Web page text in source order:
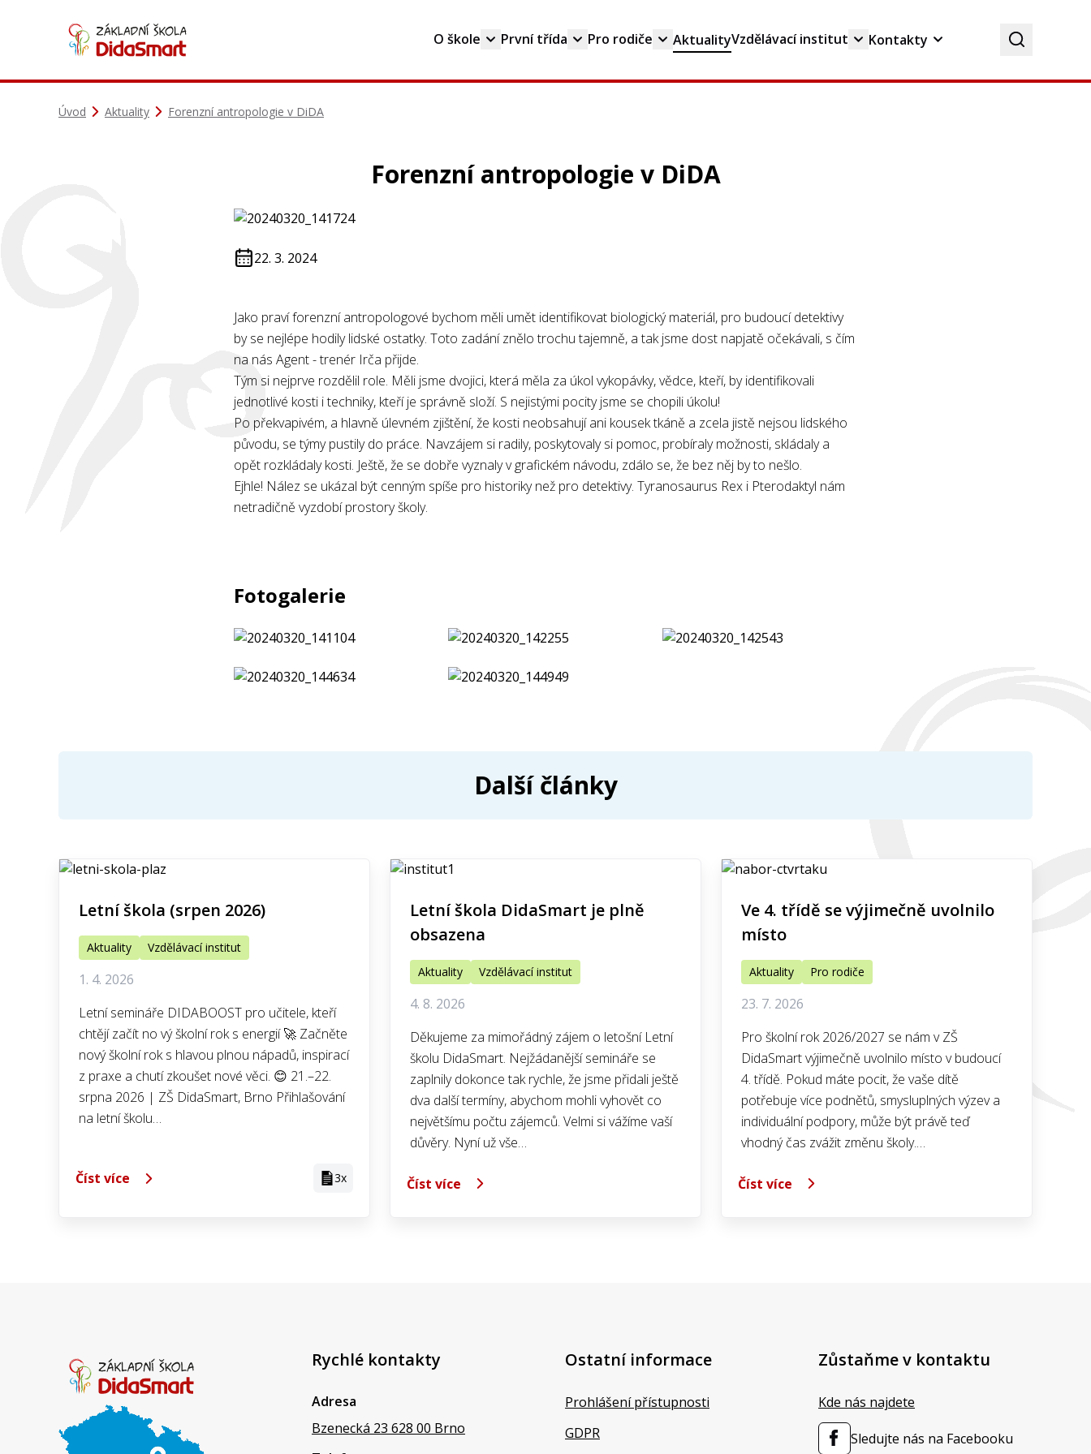
O škole První třída Pro rodiče AktualityVzdělávací institut Kontakty
Úvod Aktuality Forenzní antropologie v DiDA
Forenzní antropologie v DiDA
22. 3. 2024
Jako praví forenzní antropologové bychom měli umět identifikovat biologický materiál, pro budoucí detektivy
by se nejlépe hodily lidské ostatky. Toto zadání znělo trochu tajemně, a tak jsme dost napjatě očekávali, s čím
na nás Agent - trenér Irča přijde.
Tým si nejprve rozdělil role. Měli jsme dvojici, která měla za úkol vykopávky, vědce, kteří, by identifikovali
jednotlivé kosti i techniky, kteří je správně složí. S nejistými pocity jsme se chopili úkolu!
Po překvapivém, a hlavně úlevném zjištění, že kosti neobsahují ani kousek tkáně a zcela jistě nejsou lidského
původu, se týmy pustily do práce. Navzájem si radily, poskytovaly si pomoc, probíraly možnosti, skládaly a
opět rozkládaly kosti. Ještě, že se dobře vyznaly v grafickém návodu, zdálo se, že bez něj by to nešlo.
Ejhle! Nález se ukázal být cenným spíše pro historiky než pro detektivy. Tyranosaurus Rex i Pterodaktyl nám
netradičně vyzdobí prostory školy.
Fotogalerie
Další články
Letní škola (srpen 2026)
Aktuality Vzdělávací institut
1. 4. 2026
Letní semináře DIDABOOST pro učitele, kteří
chtějí začít no vý školní rok s energií 🚀 Začněte
nový školní rok s hlavou plnou nápadů, inspirací
z praxe a chutí zkoušet nové věci. 😊 21.–22.
srpna 2026 | ZŠ DidaSmart, Brno Přihlašování
na letní školu…
Číst více 3x
Letní škola DidaSmart je plně
obsazena
Aktuality Vzdělávací institut
4. 8. 2026
Děkujeme za mimořádný zájem o letošní Letní
školu DidaSmart. Nejžádanější semináře se
zaplnily dokonce tak rychle, že jsme přidali ještě
dva další termíny, abychom mohli vyhovět co
největšímu počtu zájemců. Velmi si vážíme vaší
důvěry. Nyní už vše…
Číst více
Ve 4. třídě se výjimečně uvolnilo
místo
Aktuality Pro rodiče
23. 7. 2026
Pro školní rok 2026/2027 se nám v ZŠ
DidaSmart výjimečně uvolnilo místo v budoucí
4. třídě. Pokud máte pocit, že vaše dítě
potřebuje více podnětů, smysluplných výzev a
individuální podpory, může být právě teď
vhodný čas zvážit změnu školy.…
Číst více
Rychlé kontakty
Adresa
Bzenecká 23 628 00 Brno
Ostatní informace
Prohlášení přístupnosti
GDPR
Zůstaňme v kontaktu
Kde nás najdete
Sledujte nás na Facebooku